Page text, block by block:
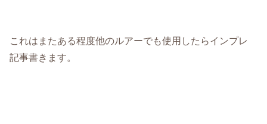
これはまたある程度他のルアーでも使用したらインプレ
記事書きます。